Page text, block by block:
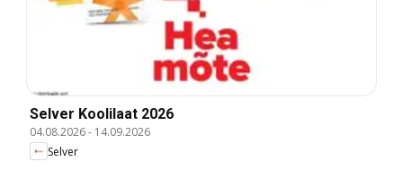
Selver Koolilaat 2026
04.08.2026- 14.09.2026
Selver